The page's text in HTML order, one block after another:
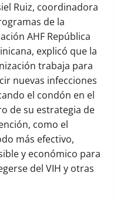
Ruiz, coordinadora
de la
AHF República
explicó que la
trabaja para
nuevas infecciones
el condón en el
de su estrategia de
como el
más efectivo,
y económico para
del VIH y otras